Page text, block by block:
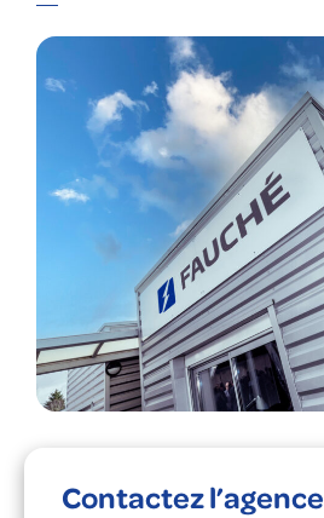
Contactez l’agence